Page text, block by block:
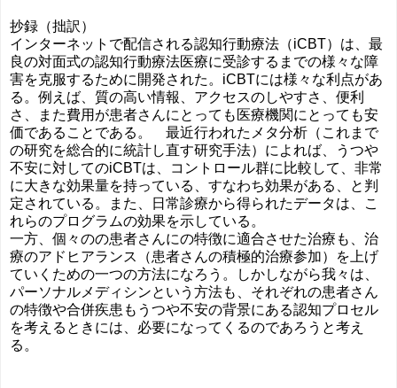
抄録（拙訳）
インターネットで配信される認知行動療法（iCBT）は、最
良の対面式の認知行動療法医療に受診するまでの様々な障
害を克服するために開発された。iCBTには様々な利点があ
る。例えば、質の高い情報、アクセスのしやすさ、便利
さ、また費用が患者さんにとっても医療機関にとっても安
価であることである。 最近行われたメタ分析（これまで
の研究を総合的に統計し直す研究手法）によれば、うつや
不安に対してのiCBTは、コントロール群に比較して、非常
に大きな効果量を持っている、すなわち効果がある、と判
定されている。また、日常診療から得られたデータは、こ
れらのプログラムの効果を示している。
一方、個々のの患者さんにの特徴に適合させた治療も、治
療のアドヒアランス（患者さんの積極的治療参加）を上げ
ていくための一つの方法になろう。しかしながら我々は、
パーソナルメディシンという方法も、それぞれの患者さん
の特徴や合併疾患もうつや不安の背景にある認知プロセル
を考えるときには、必要になってくるのであろうと考え
る。